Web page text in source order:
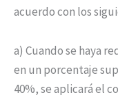
acuerdo con los
a) Cuando se haya
en un porcentaje
40%, se aplicará el